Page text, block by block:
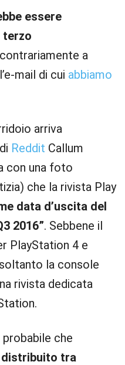
essere
terzo
a
mail di cui abbiamo
arriva
Reddit Callum
con una foto
che la rivista Play
data d’uscita del
2016”. Sebbene il
PlayStation 4 e
la console
rivista dedicata
che
distribuito tra